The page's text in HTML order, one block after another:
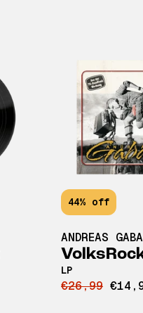
44% off
ANDREAS
LP
€26,99